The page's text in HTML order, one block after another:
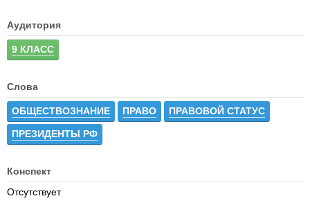
Аудитория
9 КЛАСС
Слова
ОБЩЕСТВОЗНАНИЕ ПРАВО ПРАВОВОЙ СТАТУС
ПРЕЗИДЕНТЫ РФ
Конспект
Отсутствует